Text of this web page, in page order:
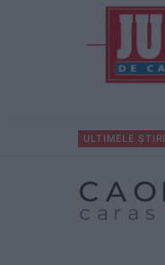
ULTIMELE ȘTIRI